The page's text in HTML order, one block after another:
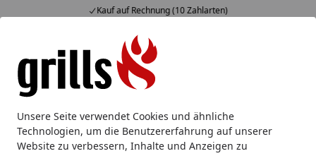
Unsere Seite verwendet Cookies und ähnliche
Technologien, um die Benutzererfahrung auf unserer
Website zu verbessern, Inhalte und Anzeigen zu
Kauf auf Rechnung (10 Zahlarten)
Alle Produkte
Mein Konto
Suchen
Startseite
Grills Ersatzteile
Original Ersatzteile für Ihren Grill